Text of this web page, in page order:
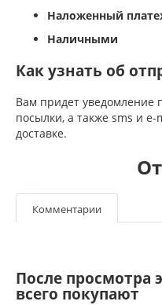
Наложенный
Наличными
Как узнать об
Вам придет уведомление
посылки, а также sms и
доставке.
Комментарии
После просмотра
всего покупают